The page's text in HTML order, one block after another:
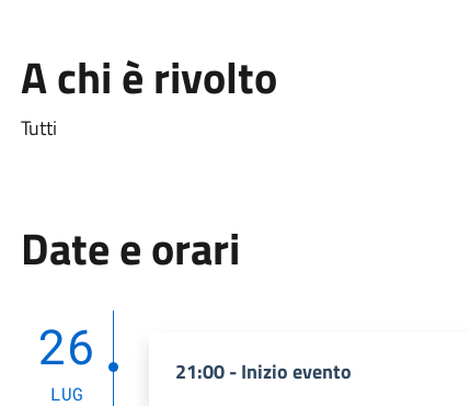
A chi è rivolto
Tutti
Date e orari
26
LUG
21:00 - Inizio evento